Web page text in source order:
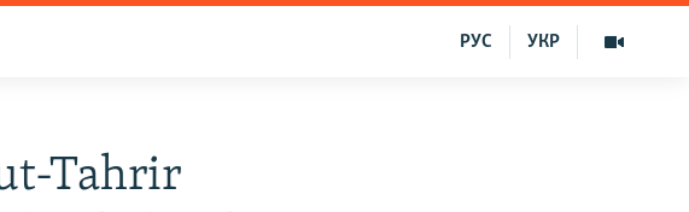
УКР
РУС
Tahrir